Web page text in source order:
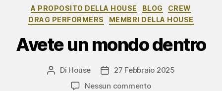
Categorie
A PROPOSITO DELLA HOUSE BLOG
CREW
DRAG PERFORMERS
MEMBRI DELLA HOUSE
Avete un mondo dentro
Autore
articolo
Di House
Data27 Febbraio 2025
Nessun commentosu